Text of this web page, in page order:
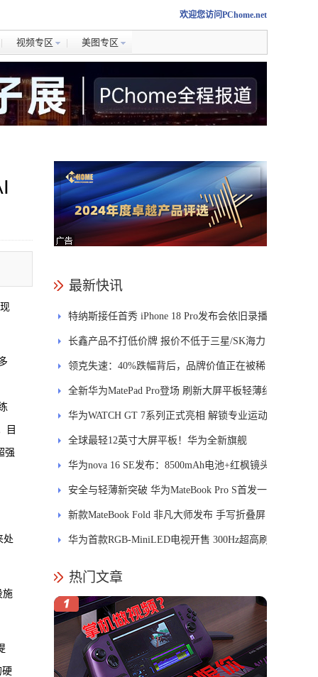
欢迎您访问PChome.net
视频专区 美图专区
目
强
处
施
最新快讯
特纳斯接任首秀 iPhone 18 Pro发布会依旧录播
长鑫产品不打低价牌 报价不低于三星/SK海力
士
领克失速：40%跌幅背后，品牌价值正在被稀
释
全新华为MatePad Pro登场 刷新大屏平板轻薄纪
录
华为WATCH GT 7系列正式亮相 解锁专业运动
新体验
全球最轻12英寸大屏平板！华为全新旗舰
MatePad Pro正式发布
华为nova 16 SE发布：8500mAh电池+红枫镜头
安全与轻薄新突破 华为MateBook Pro S首发一
区双像素技术防窥屏
新款MateBook Fold 非凡大师发布 手写折叠屏
引领PC交互新体验
华为首款RGB-MiniLED电视开售 300Hz超高刷
热门文章